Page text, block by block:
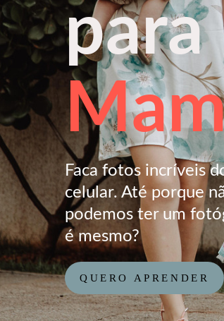
para
Faca fotos incríveis
celular. Até porque
podemos ter um
é mesmo?
QUERO APRENDER